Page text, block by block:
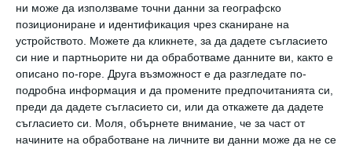
ни може да използваме точни данни за географско
позициониране и идентификация чрез сканиране на
устройството. Можете да кликнете, за да дадете съгласието
си ние и партньорите ни да обработваме данните ви, както е
описано по-горе. Друга възможност е да разгледате по-
подробна информация и да промените предпочитанията си,
преди да дадете съгласието си, или да откажете да дадете
съгласието си. Моля, обърнете внимание, че за част от
начините на обработване на личните ви данни може да не се